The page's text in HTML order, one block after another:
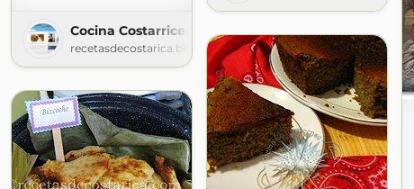
Cocina Costarricense
recetasdecostarica.blogspot.com